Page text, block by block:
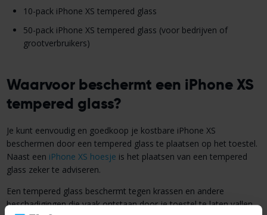
10-pack iPhone XS tempered glass
50-pack iPhone XS tempered glass (voor bedrijven of
grootverbruikers)
Waarvoor beschermt een iPhone XS
tempered glass?
Je kunt eenvoudig en goedkoop je kostbare iPhone XS
beschermen door een tempered glass te plaatsen op het toestel.
Naast een iPhone XS hoesje is het plaatsen van een tempered
glass zeker te adviseren.
Een tempered glass beschermt tegen krassen en andere
beschadigingen die vaak ontstaan door je toestel te laten vallen.